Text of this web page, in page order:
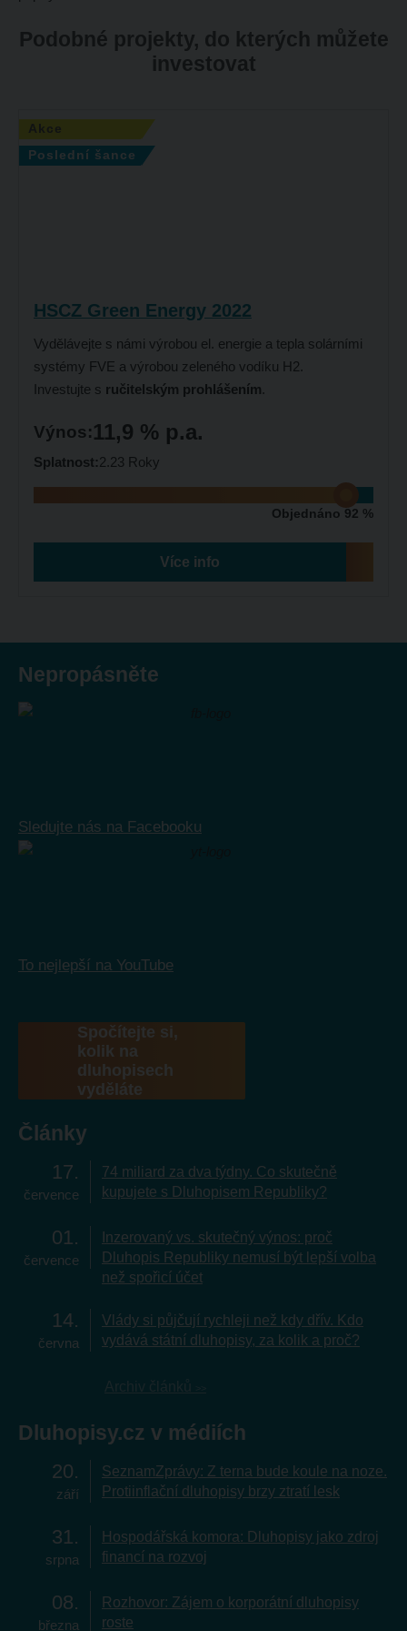
Podobné projekty, do kterých můžete
investovat
HSCZ Green Energy 2022
Vydělávejte s námi výrobou el. energie a tepla solárními
systémy FVE a výrobou zeleného vodíku H2.
Investujte s ručitelským prohlášením.
Výnos:11,9 % p.a.
Splatnost:2.23 Roky
Objednáno 92 %
Poslední šance
Více info
Nepropásněte
Sledujte nás na Facebooku
To nejlepší na YouTube
Spočítejte si,
kolik na
dluhopisech
vyděláte
Články
17
července
74 miliard za dva týdny. Co skutečně
kupujete s Dluhopisem Republiky?
01
července
Inzerovaný vs. skutečný výnos: proč
Dluhopis Republiky nemusí být lepší volba
než spořicí účet
14
června
Vlády si půjčují rychleji než kdy dřív. Kdo
vydává státní dluhopisy, za kolik a proč?
Dluhopisy.cz v médiích
20
září
SeznamZprávy: Z terna bude koule na noze.
Protiinflační dluhopisy brzy ztratí lesk
31
srpna
Hospodářská komora: Dluhopisy jako zdroj
financí na rozvoj
08
března
Rozhovor: Zájem o korporátní dluhopisy
roste